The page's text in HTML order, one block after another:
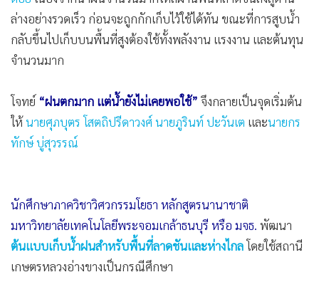
• Infographic
การเมือง
•
• ต่างประเทศ
• Special Scoop
• เศรษฐกิจ-ธุรกิจ
• อาชญากรรม
• Motoring
• เกม
• วิทยาศาสตร์
ล่างอย่างรวดเร็ว ก่อนจะถูกกักเก็บไว้ใช้ได้ทัน ขณะที่การสูบน้ำ
กลับขึ้นไปเก็บบนพื้นที่สูงต้องใช้ทั้งพลังงาน แรงงาน และต้นทุน
จำนวนมาก
โจทย์ “ฝนตกมาก แต่น้ำยังไม่เคยพอใช้” จึงกลายเป็นจุดเริ่มต้น
ให้นายศุภบุตร โสตถิปรีดาวงศ์ นายภูรินท์ ปะวันเต และนายกร
ทักษ์ บู่สุวรรณ์
นักศึกษาภาควิชาวิศวกรรมโยธา หลักสูตรนานาชาติ
มหาวิทยาลัยเทคโนโลยีพระจอมเกล้าธนบุรี หรือ มจธ. พัฒนา
ต้นแบบเก็บน้ำฝนสำหรับพื้นที่ลาดชันและห่างไกลโดยใช้สถานี
เกษตรหลวงอ่างขางเป็นกรณีศึกษา